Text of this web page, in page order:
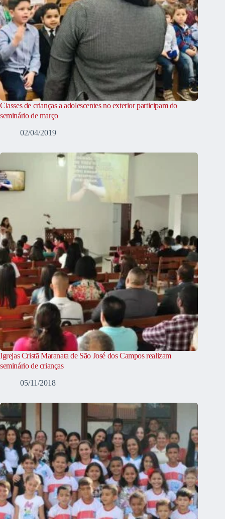
Classes de crianças a adolescentes no exterior participam do
seminário de março
02/04/2019
Igrejas Cristã Maranata de São José dos Campos realizam
seminário de crianças
05/11/2018